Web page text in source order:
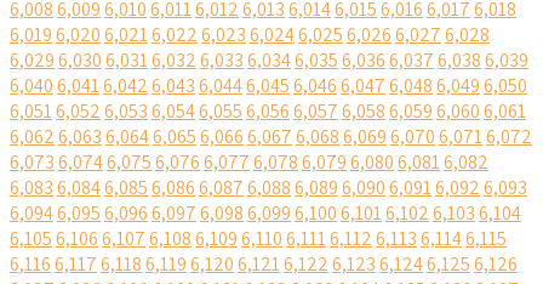
6,0086,0096,0106,0116,0126,0136,0146,0156,0166,0176,018
6,0196,0206,0216,0226,0236,0246,0256,0266,0276,028
6,0296,0306,0316,0326,0336,0346,0356,0366,0376,0386,039
6,0406,0416,0426,0436,0446,0456,0466,0476,0486,0496,050
6,0516,0526,0536,0546,0556,0566,0576,0586,0596,0606,061
6,0626,0636,0646,0656,0666,0676,0686,0696,0706,0716,072
6,0736,0746,0756,0766,0776,0786,0796,0806,0816,082
6,0836,0846,0856,0866,0876,0886,0896,0906,0916,0926,093
6,0946,0956,0966,0976,0986,0996,1006,1016,1026,1036,104
6,1056,1066,1076,1086,1096,1106,1116,1126,1136,1146,115
6,1166,1176,1186,1196,1206,1216,1226,1236,1246,1256,126